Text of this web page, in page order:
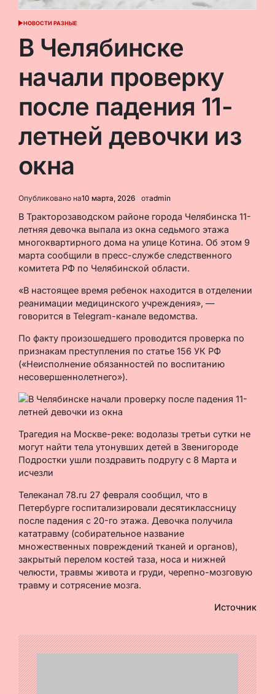
ОПУБЛИКОВАНО
НОВОСТИ РАЗНЫЕ
В Челябинске
начали проверку
после падения 11-
летней девочки из
окна
Опубликовано на10 марта, 2026 отadmin
В Тракторозаводском районе города Челябинска 11-
летняя девочка выпала из окна седьмого этажа
многоквартирного дома на улице Котина. Об этом 9
марта сообщили в пресс-службе следственного
комитета РФ по Челябинской области.
«В настоящее время ребенок находится в отделении
реанимации медицинского учреждения», —
говорится в Telegram-канале ведомства.
По факту произошедшего проводится проверка по
признакам преступления по статье 156 УК РФ
(«Неисполнение обязанностей по воспитанию
несовершеннолетнего»).
Трагедия на Москве-реке: водолазы третьи сутки не
могут найти тела утонувших детей в Звенигороде
Подростки ушли поздравить подругу с 8 Марта и
исчезли
Телеканал 78.ru 27 февраля сообщил, что в
Петербурге госпитализировали десятиклассницу
после падения с 20-го этажа. Девочка получила
кататравму (собирательное название
множественных повреждений тканей и органов),
закрытый перелом костей таза, носа и нижней
челюсти, травмы живота и груди, черепно-мозговую
травму и сотрясение мозга.
Источник